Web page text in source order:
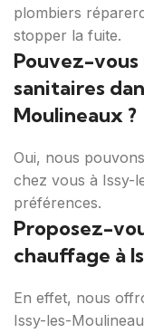
plombiers
stopper la fuite.
Pouvez-
sanitaires
Moulineaux ?
Oui, nous
chez vous à Issy-
préférences.
Proposez-
chauffage à
En effet, nous
Issy-les-